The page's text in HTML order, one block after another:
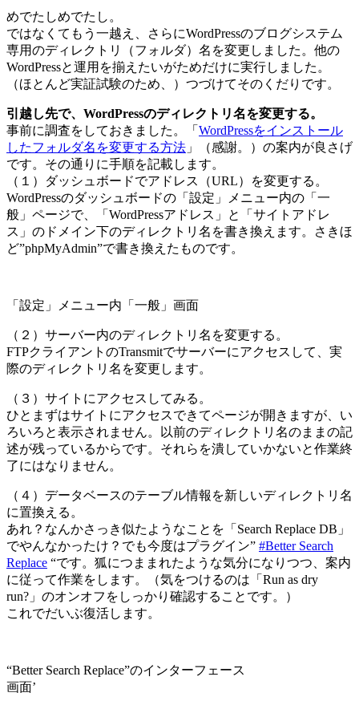
めでたしめでたし。
ではなくてもう一越え、さらにWordPressのブログシステム
専用のディレクトリ（フォルダ）名を変更しました。他の
WordPressと運用を揃えたいがためだけに実行しました。
（ほとんど実証試験のため、）つづけてそのくだりです。
引越し先で、WordPressのディレクトリ名を変更する。
事前に調査をしておきました。「 WordPressをインストール
したフォルダ名を変更する方法 」（感謝。）の案内が良さげ
です。その通りに手順を記載します。
（１）ダッシュボードでアドレス（URL）を変更する。
WordPressのダッシュボードの「設定」メニュー内の「一
般」ページで、「WordPressアドレス」と「サイトアドレ
ス」のドメイン下のディレクトリ名を書き換えます。さきほ
ど”phpMyAdmin”で書き換えたものです。
「設定」メニュー内「一般」画面
（２）サーバー内のディレクトリ名を変更する。
FTPクライアントのTransmitでサーバーにアクセスして、実
際のディレクトリ名を変更します。
（３）サイトにアクセスしてみる。
ひとまずはサイトにアクセスできてページが開きますが、い
ろいろと表示されません。以前のディレクトリ名のままの記
述が残っているからです。それらを潰していかないと作業終
了にはなりません。
（４）データベースのテーブル情報を新しいディレクトリ名
に置換える。
あれ？なんかさっき似たようなことを「Search Replace DB」
でやんなかったけ？でも今度はプラグイン” #Better Search
Replace “です。狐につままれたような気分になりつつ、案内
に従って作業をします。（気をつけるのは「Run as dry
run?」のオンオフをしっかり確認することです。）
これでだいぶ復活します。
“Better Search Replace”のインターフェース
画面’